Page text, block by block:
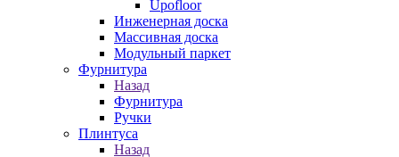
Upofloor
Инженерная доска
Массивная доска
Модульный паркет
Фурнитура
Назад
Фурнитура
Ручки
Плинтуса
Назад